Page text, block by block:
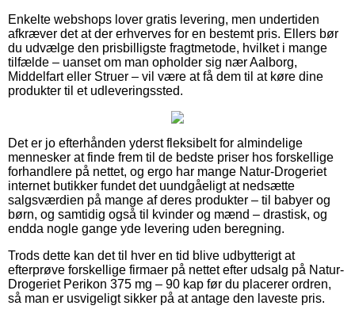
Enkelte webshops lover gratis levering, men undertiden
afkræver det at der erhverves for en bestemt pris. Ellers bør
du udvælge den prisbilligste fragtmetode, hvilket i mange
tilfælde – uanset om man opholder sig nær Aalborg,
Middelfart eller Struer – vil være at få dem til at køre dine
produkter til et udleveringssted.
Det er jo efterhånden yderst fleksibelt for almindelige
mennesker at finde frem til de bedste priser hos forskellige
forhandlere på nettet, og ergo har mange Natur-Drogeriet
internet butikker fundet det uundgåeligt at nedsætte
salgsværdien på mange af deres produkter – til babyer og
børn, og samtidig også til kvinder og mænd – drastisk, og
endda nogle gange yde levering uden beregning.
Trods dette kan det til hver en tid blive udbytterigt at
efterprøve forskellige firmaer på nettet efter udsalg på Natur-
Drogeriet Perikon 375 mg – 90 kap før du placerer ordren,
så man er usvigeligt sikker på at antage den laveste pris.